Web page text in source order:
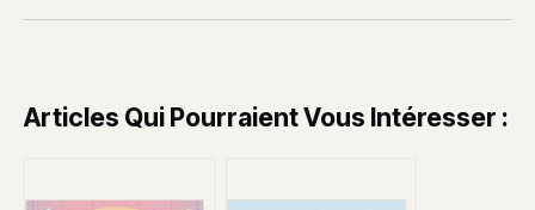
Articles Qui Pourraient Vous Intéresser :